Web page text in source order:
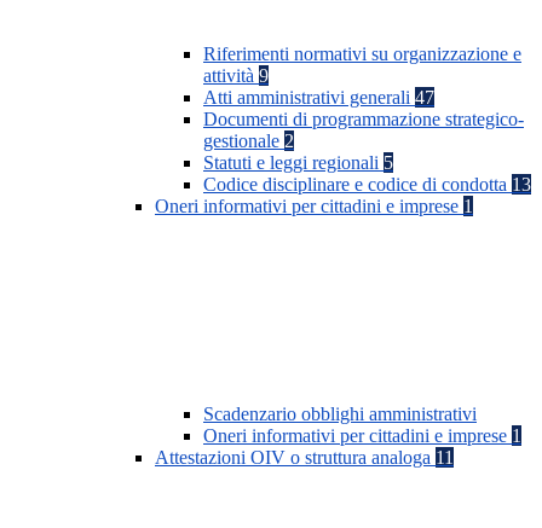
Riferimenti normativi su organizzazione e
attività 9
Atti amministrativi generali 47
Documenti di programmazione strategico-
gestionale 2
Statuti e leggi regionali 5
Codice disciplinare e codice di condotta 13
Oneri informativi per cittadini e imprese 1
Scadenzario obblighi amministrativi
Oneri informativi per cittadini e imprese 1
Attestazioni OIV o struttura analoga 11